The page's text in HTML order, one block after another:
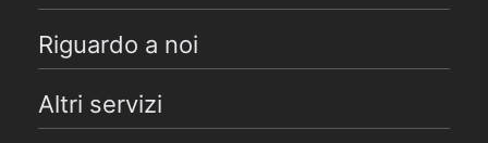
Riguardo a noi
Altri servizi